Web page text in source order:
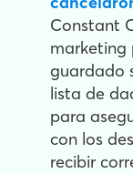
Constant
marketing
guardado
lista de
para
con los
recibir